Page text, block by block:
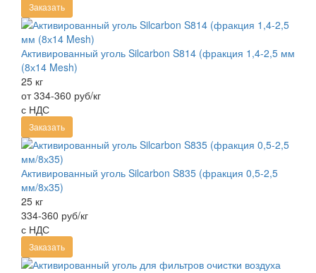
Заказать
Активированный уголь Silcarbon S814 (фракция 1,4-2,5 мм
(8х14 Mesh)
25 кг
от 334-360 руб/кг
с НДС
Заказать
Активированный уголь Silcarbon S835 (фракция 0,5-2,5
мм/8х35)
25 кг
334-360 руб/кг
с НДС
Заказать